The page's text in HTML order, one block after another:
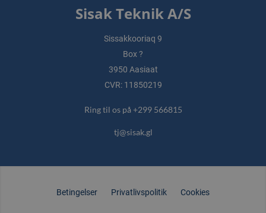
Sisak Teknik A/S
Sissakkooriaq 9
Box ?
3950 Aasiaat
CVR: 11850219
Ring til os på +299 566815
tj@sisak.gl
Betingelser Privatlivspolitik Cookies